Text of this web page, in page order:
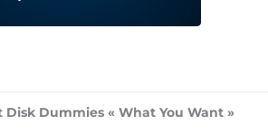
Disk Dummies « What You Want »